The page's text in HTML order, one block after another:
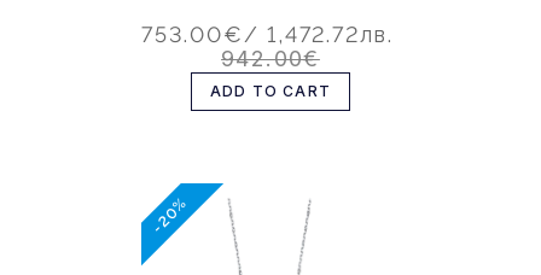
753.00€/ 1,472.72лв.
942.00€
ADD TO CART
-20%